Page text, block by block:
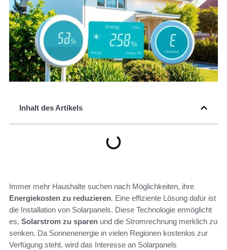
Inhalt des Artikels
Immer mehr Haushalte suchen nach Möglichkeiten, ihre
Energiekosten zu reduzieren. Eine effiziente Lösung dafür ist
die Installation von Solarpanels. Diese Technologie ermöglicht
es, Solarstrom zu sparen und die Stromrechnung merklich zu
senken. Da Sonnenenergie in vielen Regionen kostenlos zur
Verfügung steht, wird das Interesse an Solarpanels